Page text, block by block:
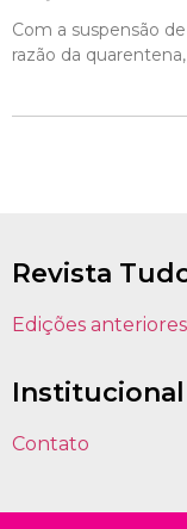
Com a suspensão
razão da
Revista
Edições anteriores
Institucional
Contato